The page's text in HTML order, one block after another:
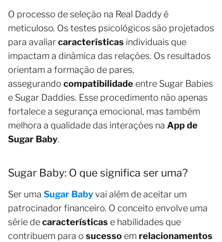
O processo de seleção na Real Daddy é
meticuloso. Os testes psicológicos são projetados
para avaliarcaracterísticas individuais que
impactam a dinâmica das relações. Os resultados
orientam a formação de pares,
assegurando compatibilidade entre Sugar Babies
e Sugar Daddies. Esse procedimento não apenas
fortalece a segurança emocional, mas também
melhora a qualidade das interações na App de
Sugar Baby.
Sugar Baby: O que significa ser uma?
Ser uma Sugar Babyvai além de aceitar um
patrocinador financeiro. O conceito envolve uma
série decaracterísticas e habilidades que
contribuem para o sucesso em relacionamentos